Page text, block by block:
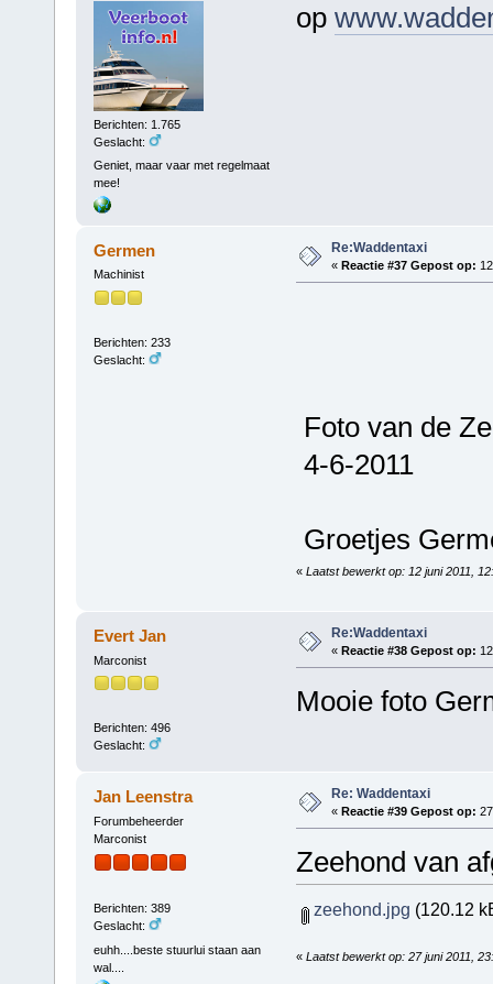
Berichten: 1.765
Geslacht:
Geniet, maar vaar met regelmaat
mee!
op
Germen
Machinist
Berichten: 233
Geslacht:
Re:Waddentaxi
« Reactie #37 Gepost op:
Foto van de
4-6-2011
Groetjes
« Laatst bewerkt op: 12 juni 2011,
Evert Jan
Marconist
Berichten: 496
Geslacht:
Re:Waddentaxi
« Reactie #38 Gepost op:
Mooie foto
Jan Leenstra
Forumbeheerder
Marconist
Berichten: 389
Geslacht:
euhh....beste stuurlui staan aan
wal....
Re: Waddentaxi
« Reactie #39 Gepost op:
Zeehond van
zeehond.jpg (120.12
« Laatst bewerkt op: 27 juni 2011,